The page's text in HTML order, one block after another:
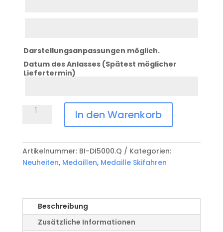
Darstellungsanpassungen möglich.
Datum des Anlasses (Spätest möglicher
Liefertermin)
Medaille
BI-
DI5000.Q
Menge
In den Warenkorb
Artikelnummer: BI-DI5000.Q
Kategorien:
Neuheiten, Medaillen, Medaille Skifahren
Beschreibung
Zusätzliche Informationen